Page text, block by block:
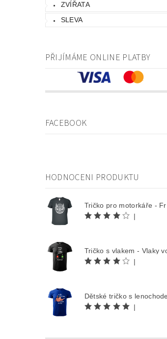
ZVÍŘATA
SLEVA
PŘIJÍMÁME ONLINE PLATBY
FACEBOOK
HODNOCENI PRODUKTU
|
|
|